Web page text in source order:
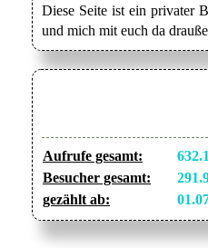
Diese Seite ist ein privater
und mich mit euch da
Aufrufe gesamt:
Besucher gesamt:
gezählt ab: